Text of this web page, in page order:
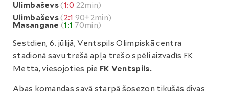
Ulimbaševs(1:0 22min)
Ulimbaševs(2:1 90+2min)
Masangane (1:1 70min)
Sestdien, 6. jūlijā, Ventspils Olimpiskā centra
stadionā savu trešā apļa trešo spēli aizvadīs FK
Metta, viesojoties pie FK Ventspils.
Abas komandas savā starpā šosezon tikušās divas